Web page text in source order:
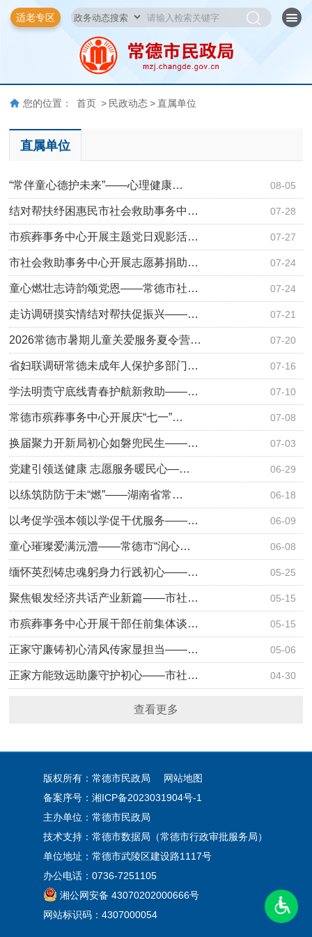
适老专区
您的位置： 首页 > 民政动态 > 直属单位
直属单位
08-05
“常伴童心德护未来”——心理健康…
07-28
结对帮扶纾困惠民市社会救助事务中…
07-27
市殡葬事务中心开展主题党日观影活…
07-24
市社会救助事务中心开展志愿募捐助…
07-24
童心燃壮志诗韵颂党恩——常德市社…
07-21
走访调研摸实情结对帮扶促振兴——…
07-20
2026常德市暑期儿童关爱服务夏令营…
07-16
省妇联调研常德未成年人保护多部门…
07-10
学法明责守底线青春护航新救助——…
07-08
常德市殡葬事务中心开展庆“七一”…
07-03
换届聚力开新局初心如磐兜民生——…
06-29
党建引领送健康 志愿服务暖民心—…
06-18
以练筑防防于未“燃”——湖南省常…
06-09
以考促学强本领以学促干优服务——…
06-08
童心璀璨爱满沅澧——常德市“润心…
05-25
缅怀英烈铸忠魂躬身力行践初心——…
05-15
聚焦银发经济共话产业新篇——市社…
05-15
市殡葬事务中心开展干部任前集体谈…
05-06
正家守廉铸初心清风传家显担当——…
04-30
正家方能致远助廉守护初心——市社…
查看更多
版权所有：常德市民政局
网站地图
备案序号： 湘ICP备2023031904号-1
主办单位：常德市民政局
技术支持：常德市数据局（常德市行政审批服务局）
单位地址：常德市武陵区建设路1117号
办公电话：0736-7251105
湘公网安备 43070202000666号
网站标识码：4307000054